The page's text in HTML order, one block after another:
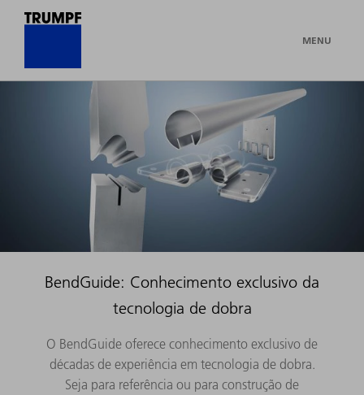
MENU
BendGuide: Conhecimento exclusivo da
tecnologia de dobra
O BendGuide oferece conhecimento exclusivo de
décadas de experiência em tecnologia de dobra.
Seja para referência ou para construção de